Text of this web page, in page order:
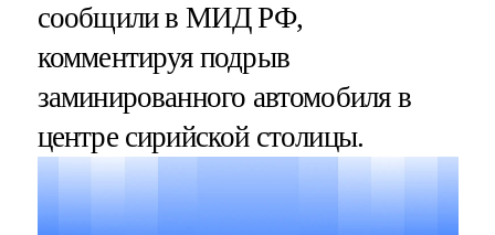
сообщили в МИД РФ,
комментируя подрыв
заминированного автомобиля в
центре сирийской столицы.